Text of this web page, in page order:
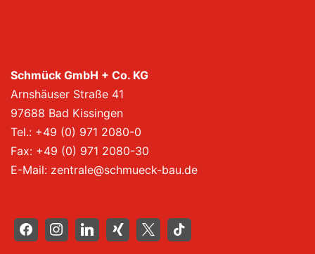
Schmück GmbH + Co. KG
Arnshäuser Straße 41
97688 Bad Kissingen
Tel.: +49 (0) 971 2080-0
Fax: +49 (0) 971 2080-30
E-Mail: zentrale@schmueck-bau.de